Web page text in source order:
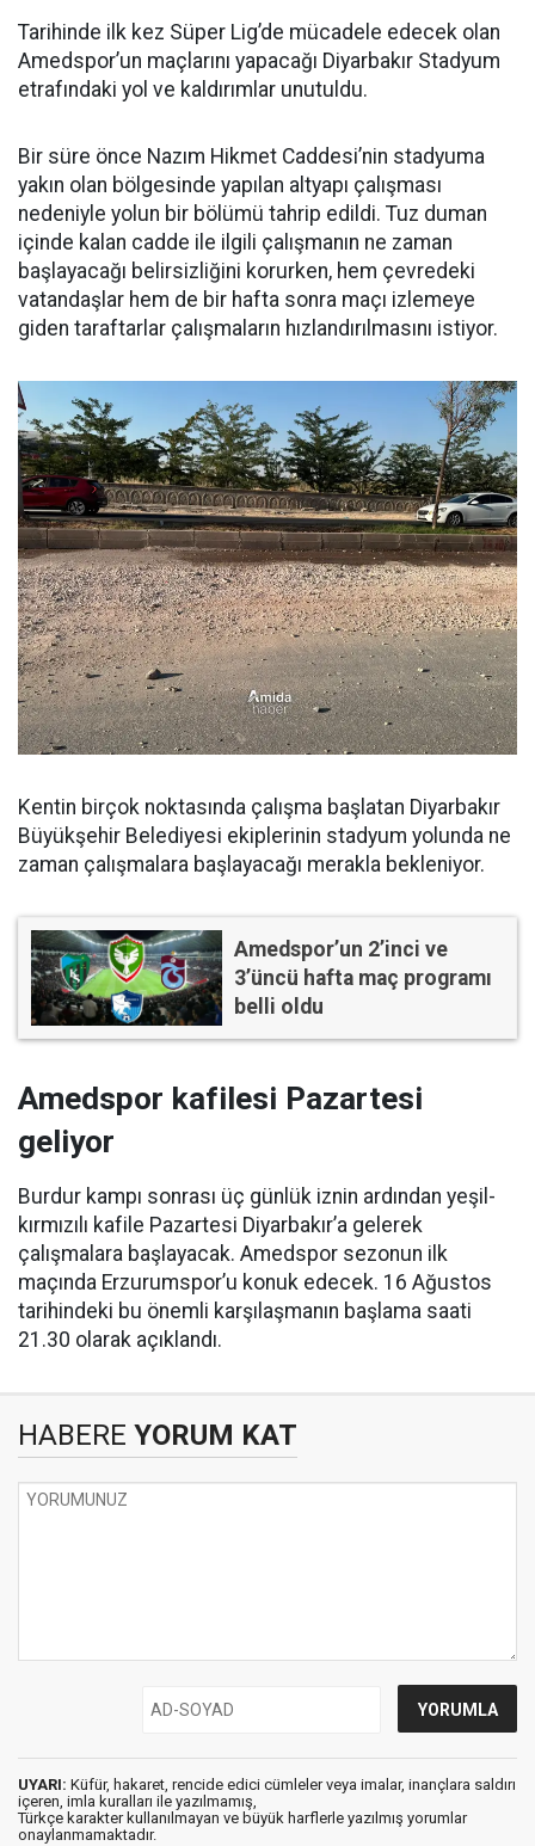
Tarihinde ilk kez Süper Lig’de mücadele edecek olan
Amedspor’un maçlarını yapacağı Diyarbakır Stadyum
etrafındaki yol ve kaldırımlar unutuldu.
Bir süre önce Nazım Hikmet Caddesi’nin stadyuma
yakın olan bölgesinde yapılan altyapı çalışması
nedeniyle yolun bir bölümü tahrip edildi. Tuz duman
içinde kalan cadde ile ilgili çalışmanın ne zaman
başlayacağı belirsizliğini korurken, hem çevredeki
vatandaşlar hem de bir hafta sonra maçı izlemeye
giden taraftarlar çalışmaların hızlandırılmasını istiyor.
Kentin birçok noktasında çalışma başlatan Diyarbakır
Büyükşehir Belediyesi ekiplerinin stadyum yolunda ne
zaman çalışmalara başlayacağı merakla bekleniyor.
Amedspor’un 2’inci ve
3’üncü hafta maç programı
belli oldu
Amedspor kafilesi Pazartesi
geliyor
Burdur kampı sonrası üç günlük iznin ardından yeşil-
kırmızılı kafile Pazartesi Diyarbakır’a gelerek
çalışmalara başlayacak. Amedspor sezonun ilk
maçında Erzurumspor’u konuk edecek. 16 Ağustos
tarihindeki bu önemli karşılaşmanın başlama saati
21.30 olarak açıklandı.
HABERE YORUM KAT
UYARI: Küfür, hakaret, rencide edici cümleler veya imalar, inançlara saldırı
içeren, imla kuralları ile yazılmamış,
Türkçe karakter kullanılmayan ve büyük harflerle yazılmış yorumlar
onaylanmamaktadır.